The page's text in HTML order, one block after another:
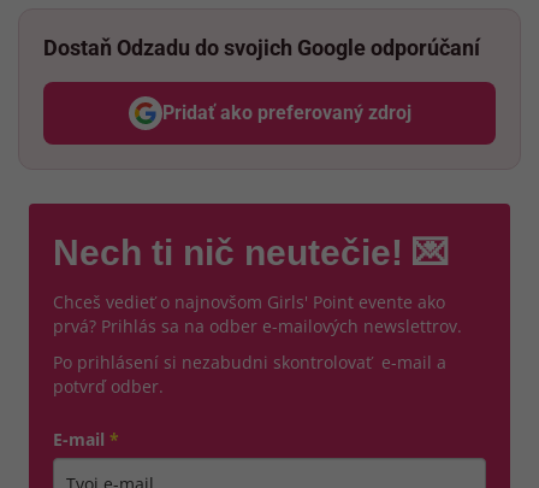
Dostaň Odzadu do svojich Google odporúčaní
Pridať ako preferovaný zdroj
Odzadu, odkaz sa otvorí v
Nech ti nič neutečie! 💌
Chceš vedieť o najnovšom Girls' Point evente ako
prvá? Prihlás sa na odber e-mailových newslettrov.
Po prihlásení si nezabudni skontrolovať e-mail a
potvrď odber.
E-mail *